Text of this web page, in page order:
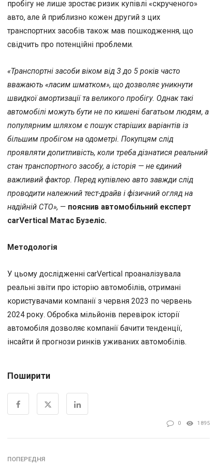
пробігу не лише зростає ризик купівлі «скрученого»
авто, але й приблизно кожен другий з цих
транспортних засобів також мав пошкодження, що
свідчить про потенційні проблеми.
«Транспортні засоби віком від 3 до 5 років часто
вважають «ласим шматком», що дозволяє уникнути
швидкої амортизації та великого пробігу. Однак такі
автомобілі можуть бути не по кишені багатьом людям, а
популярним шляхом є пошук старіших варіантів із
більшим пробігом на одометрі. Покупцям слід
проявляти допитливість, коли треба дізнатися реальний
стан транспортного засобу, а історія — не єдиний
важливий фактор. Перед купівлею авто завжди слід
проводити належний тест-драйв і фізичний огляд на
надійній СТО», — пояснив автомобільний експерт
carVertical Матас Бузеліс.
Методологія
У цьому дослідженні carVertical проаналізувала
реальні звіти про історію автомобілів, отримані
користувачами компанії з червня 2023 по червень
2024 року. Обробка мільйонів перевірок історії
автомобіля дозволяє компанії бачити тенденції,
інсайти й прогнози ринків уживаних автомобілів.
Поширити
0 1895
ПОПЕРЕДНЯ